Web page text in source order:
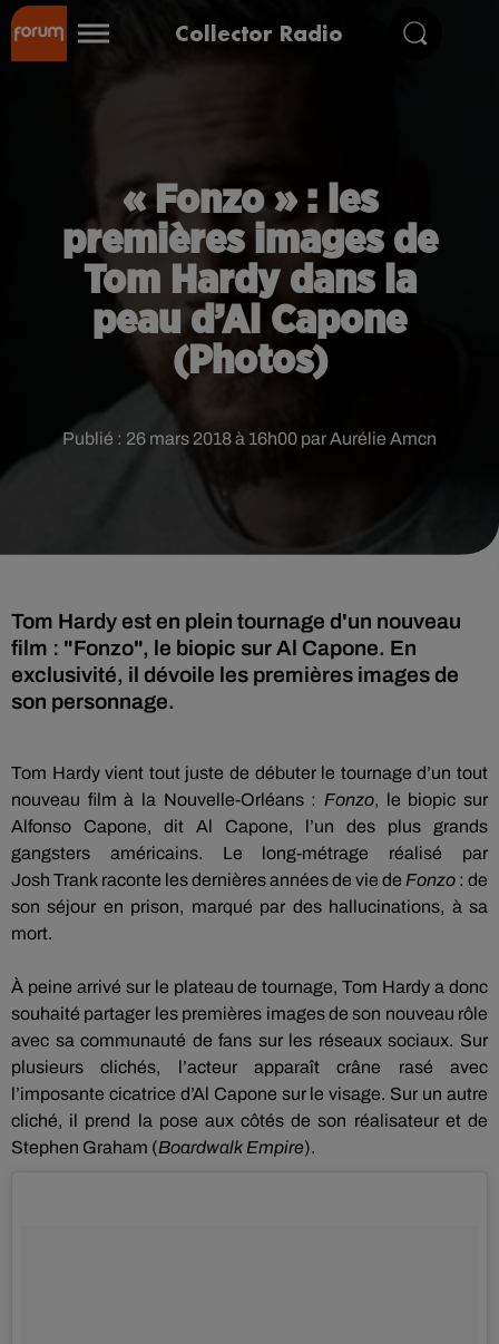
Collector Radio
« Fonzo » : les
premières images de
Tom Hardy dans la
peau d’Al Capone
(Photos)
Publié : 26 mars 2018 à 16h00 par Aurélie Amcn
Tom Hardy est en plein tournage d'un nouveau
film : "Fonzo", le biopic sur Al Capone. En
exclusivité, il dévoile les premières images de
son personnage.
Tom Hardy vient tout juste de débuter le tournage d’un tout
nouveau film à la Nouvelle-Orléans : Fonzo, le biopic sur
Alfonso Capone, dit Al Capone, l’un des plus grands
gangsters américains.
Le long-métrage réalisé par
Josh Trank raconte les dernières années de vie de Fonzo : de
son séjour en prison, marqué par des hallucinations, à sa
mort.
À peine arrivé sur le plateau de tournage, Tom Hardy a donc
souhaité partager les premières images de son nouveau rôle
avec sa communauté de fans sur les réseaux sociaux. Sur
plusieurs clichés, l’acteur apparaît crâne rasé avec
l’imposante cicatrice d’Al Capone sur le visage. Sur un autre
cliché, il prend la pose aux côtés de son réalisateur et de
Stephen Graham (Boardwalk Empire).